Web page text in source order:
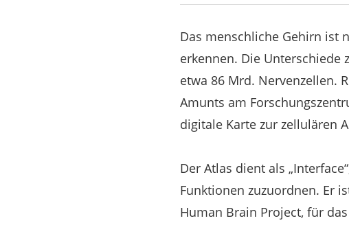
Das menschliche Gehirn ist
erkennen. Die Unterschiede
etwa 86 Mrd. Nervenzellen.
Amunts am
digitale Karte zur zellulären
Der Atlas dient als
Funktionen zuzuordnen. Er
Human Brain Project, für